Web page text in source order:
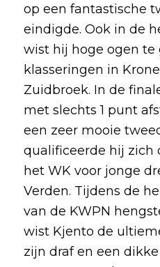
op een fantastische
eindigde. Ook in de
wist hij hoge ogen
klasseringen in
Zuidbroek. In de
met slechts 1 punt
een zeer mooie
qualificeerde hij zich
het WK voor jonge
Verden. Tijdens de
van de KWPN
wist Kjento de
zijn draf en een